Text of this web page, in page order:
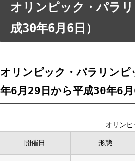
オリンピック・パラ
成30年6月6日）
オリンピック・パラリンピ
年6月29日から平成30年6月
オリン
開催日 形態